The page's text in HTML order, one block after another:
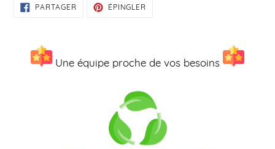
PARTAGER PARTAGER
SUR
ÉPINGLER
Une équipe proche de vos besoins